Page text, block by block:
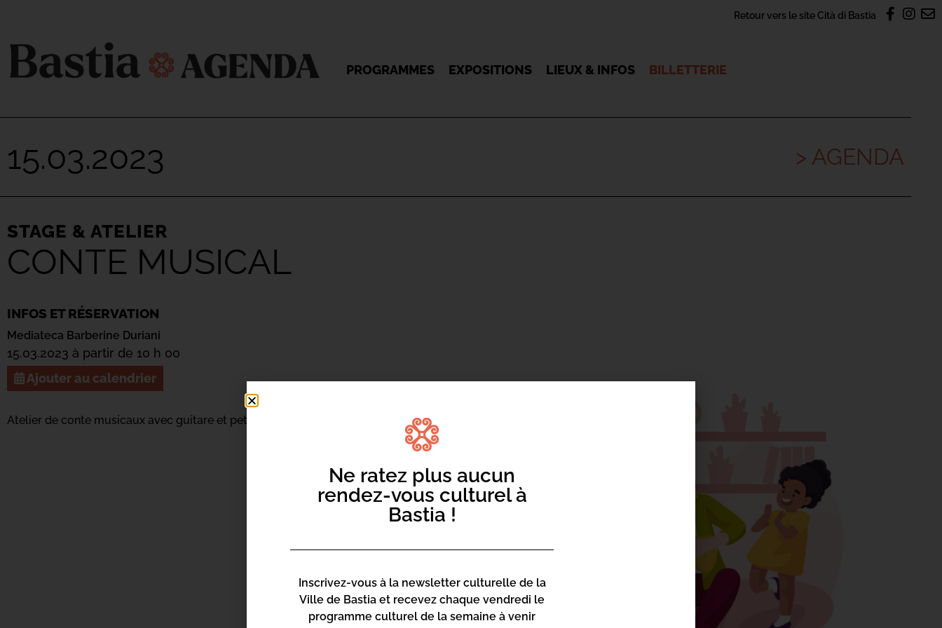
Retour vers le site Cità di Bastia
PROGRAMMES EXPOSITIONS LIEUX & INFOS BILLETTERIE
15.03.2023 > AGENDA
STAGE & ATELIER
CONTE MUSICAL
INFOS ET RÉSERVATION
Mediateca Barberine Duriani
15.03.2023 à partir de 10 h 00
Ajouter au calendrier
Atelier de conte musicaux avec guitare et petits instruments animé par Cencio Attelli
Ne ratez plus aucun
rendez-vous culturel à
Bastia !
Inscrivez-vous à la newsletter culturelle de la
Ville de Bastia et recevez chaque vendredi le
programme culturel de la semaine à venir